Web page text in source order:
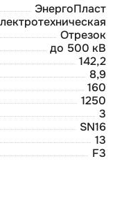
ЭнергоПласт
Отрезок
до 500 кВ
142,2
8,9
160
1250
3
SN16
13
F3